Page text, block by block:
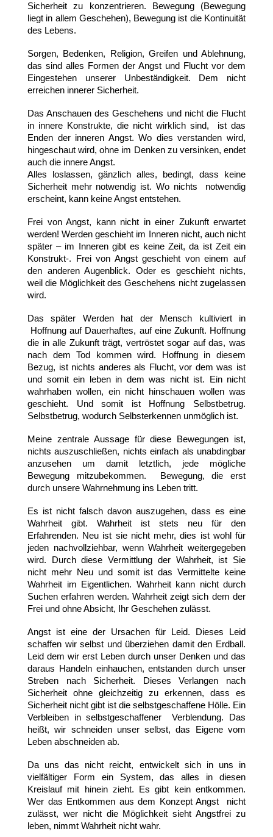
Sicherheit zu konzentrieren. Bewegung (Bewegung
liegt in allem Geschehen), Bewegung ist die Kontinuität
des Lebens.
Sorgen, Bedenken, Religion, Greifen und Ablehnung,
das sind alles Formen der Angst und Flucht vor dem
Eingestehen unserer Unbeständigkeit. Dem nicht
erreichen innerer Sicherheit.
Das Anschauen des Geschehens und nicht die Flucht
in innere Konstrukte, die nicht wirklich sind, ist das
Enden der inneren Angst. Wo dies verstanden wird,
hingeschaut wird, ohne im Denken zu versinken, endet
auch die innere Angst.
Alles loslassen, gänzlich alles, bedingt, dass keine
Sicherheit mehr notwendig ist. Wo nichts notwendig
erscheint, kann keine Angst entstehen.
Frei von Angst, kann nicht in einer Zukunft erwartet
werden! Werden geschieht im Inneren nicht, auch nicht
später – im Inneren gibt es keine Zeit, da ist Zeit ein
Konstrukt-. Frei von Angst geschieht von einem auf
den anderen Augenblick. Oder es geschieht nichts,
weil die Möglichkeit des Geschehens nicht zugelassen
wird.
Das später Werden hat der Mensch kultiviert in
Hoffnung auf Dauerhaftes, auf eine Zukunft. Hoffnung
die in alle Zukunft trägt, vertröstet sogar auf das, was
nach dem Tod kommen wird. Hoffnung in diesem
Bezug, ist nichts anderes als Flucht, vor dem was ist
und somit ein leben in dem was nicht ist. Ein nicht
wahrhaben wollen, ein nicht hinschauen wollen was
geschieht. Und somit ist Hoffnung Selbstbetrug.
Selbstbetrug, wodurch Selbsterkennen unmöglich ist.
Meine zentrale Aussage für diese Bewegungen ist,
nichts auszuschließen, nichts einfach als unabdingbar
anzusehen um damit letztlich, jede mögliche
Bewegung mitzubekommen. Bewegung, die erst
durch unsere Wahrnehmung ins Leben tritt.
Es ist nicht falsch davon auszugehen, dass es eine
Wahrheit gibt. Wahrheit ist stets neu für den
Erfahrenden. Neu ist sie nicht mehr, dies ist wohl für
jeden nachvollziehbar, wenn Wahrheit weitergegeben
wird. Durch diese Vermittlung der Wahrheit, ist Sie
nicht mehr Neu und somit ist das Vermittelte keine
Wahrheit im Eigentlichen. Wahrheit kann nicht durch
Suchen erfahren werden. Wahrheit zeigt sich dem der
Frei und ohne Absicht, Ihr Geschehen zulässt.
Angst ist eine der Ursachen für Leid. Dieses Leid
schaffen wir selbst und überziehen damit den Erdball.
Leid dem wir erst Leben durch unser Denken und das
daraus Handeln einhauchen, entstanden durch unser
Streben nach Sicherheit. Dieses Verlangen nach
Sicherheit ohne gleichzeitig zu erkennen, dass es
Sicherheit nicht gibt ist die selbstgeschaffene Hölle. Ein
Verbleiben in selbstgeschaffener Verblendung. Das
heißt, wir schneiden unser selbst, das Eigene vom
Leben abschneiden ab.
Da uns das nicht reicht, entwickelt sich in uns in
vielfältiger Form ein System, das alles in diesen
Kreislauf mit hinein zieht. Es gibt kein entkommen.
Wer das Entkommen aus dem Konzept Angst nicht
zulässt, wer nicht die Möglichkeit sieht Angstfrei zu
leben, nimmt Wahrheit nicht wahr.